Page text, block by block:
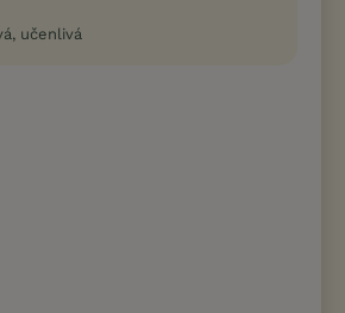
učenlivá